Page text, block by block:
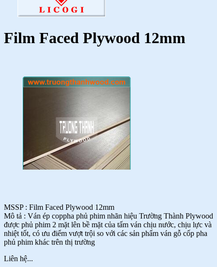
Film Faced Plywood 12mm
MSSP : Film Faced Plywood 12mm
Mô tả : Ván ép coppha phủ phim nhãn hiệu Trường Thành Plywood
được phủ phim 2 mặt lên bề mặt của tấm ván chịu nước, chịu lực và
nhiệt tốt, có ưu điểm vượt trội so với các sản phẩm ván gỗ cốp pha
phủ phim khác trên thị trường
Liên hệ...